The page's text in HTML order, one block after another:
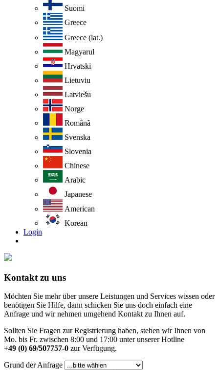
Suomi
Greece
Greece (lat.)
Magyarul
Hrvatski
Lietuviu
Latviešu
Norge
Românã
Svenska
Slovenia
Chinese
Arabic
Japanese
American
Korean
Login
Kontakt zu uns
Möchten Sie mehr über unsere Leistungen und Services wissen oder
benötigen Sie Hilfe, dann schicken Sie uns doch einfach eine
Anfrage und wir nehmen umgehend Kontakt zu Ihnen auf.
Sollten Sie Fragen zur Registrierung haben, stehen wir Ihnen von
Mo. bis Fr. zwischen 8:00 und 17:00 unter unserer Hotline
+49 (0) 69/507757-0 zur Verfügung.
Grund der Anfrage